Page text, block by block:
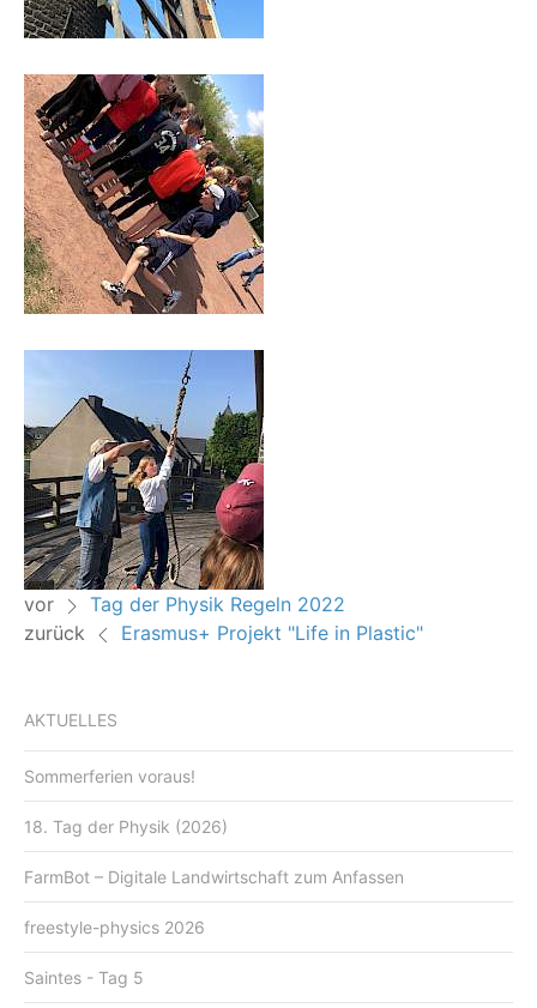
vor
Tag der Physik Regeln 2022
zurück
Erasmus+ Projekt "Life in Plastic"
AKTUELLES
Sommerferien voraus!
18. Tag der Physik (2026)
FarmBot – Digitale Landwirtschaft zum Anfassen
freestyle-physics 2026
Saintes - Tag 5